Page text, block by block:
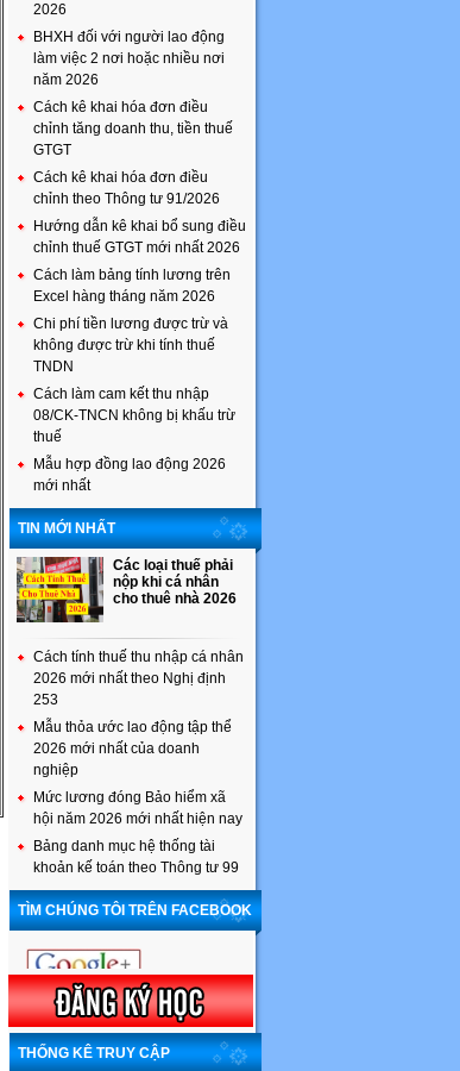
2026
BHXH đối với người lao động
làm việc 2 nơi hoặc nhiều nơi
năm 2026
Cách kê khai hóa đơn điều
chỉnh tăng doanh thu, tiền thuế
GTGT
Cách kê khai hóa đơn điều
chỉnh theo Thông tư 91/2026
Hướng dẫn kê khai bổ sung điều
chỉnh thuế GTGT mới nhất 2026
Cách làm bảng tính lương trên
Excel hàng tháng năm 2026
Chi phí tiền lương được trừ và
không được trừ khi tính thuế
TNDN
Cách làm cam kết thu nhập
08/CK-TNCN không bị khấu trừ
thuế
Mẫu hợp đồng lao động 2026
mới nhất
TIN MỚI NHẤT
Các loại thuế phải
nộp khi cá nhân
cho thuê nhà 2026
Cách tính thuế thu nhập cá nhân
2026 mới nhất theo Nghị định
253
Mẫu thỏa ước lao động tập thể
2026 mới nhất của doanh
nghiệp
Mức lương đóng Bảo hiểm xã
hội năm 2026 mới nhất hiện nay
Bảng danh mục hệ thống tài
khoản kế toán theo Thông tư 99
TÌM CHÚNG TÔI TRÊN FACEBOOK
THỐNG KÊ TRUY CẬP